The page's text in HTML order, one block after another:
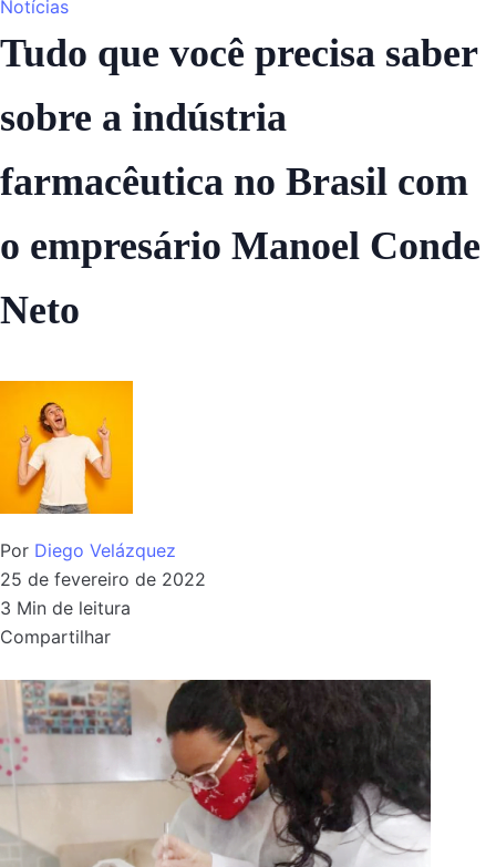
Notícias
Tudo que você precisa saber
sobre a indústria
farmacêutica no Brasil com
o empresário Manoel Conde
Neto
Por Diego Velázquez
25 de fevereiro de 2022
3 Min de leitura
Compartilhar